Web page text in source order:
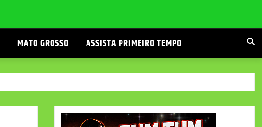
MATO GROSSO ASSISTA PRIMEIRO TEMPO